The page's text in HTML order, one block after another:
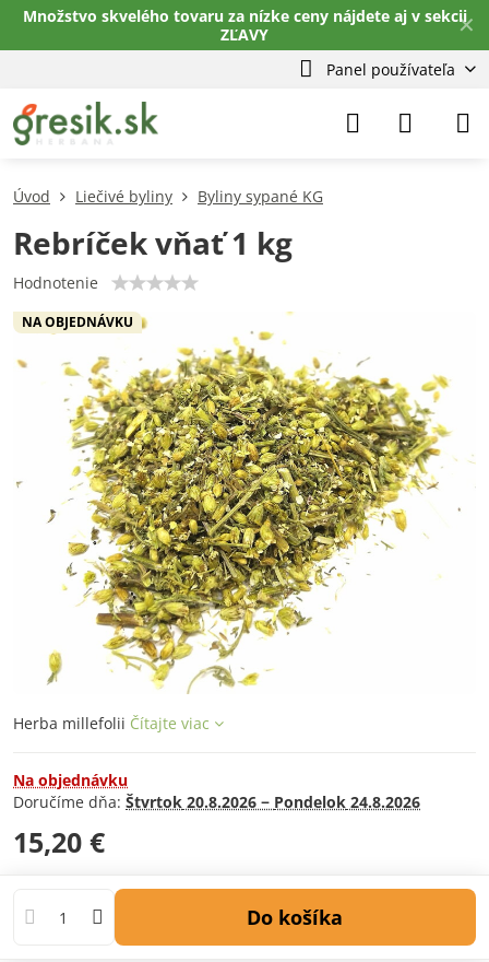
✕
Množstvo skvelého tovaru za nízke ceny nájdete aj v sekcii
ZĽAVY
Panel používateľa
NA OBJEDNÁVKU
Úvod Liečivé byliny Byliny sypané KG
Rebríček vňať 1 kg
Hodnotenie
Herba millefolii Čítajte viac
Na objednávku
Doručíme dňa: Štvrtok 20.8.2026 − Pondelok 24.8.2026
15,20 €
Do košíka